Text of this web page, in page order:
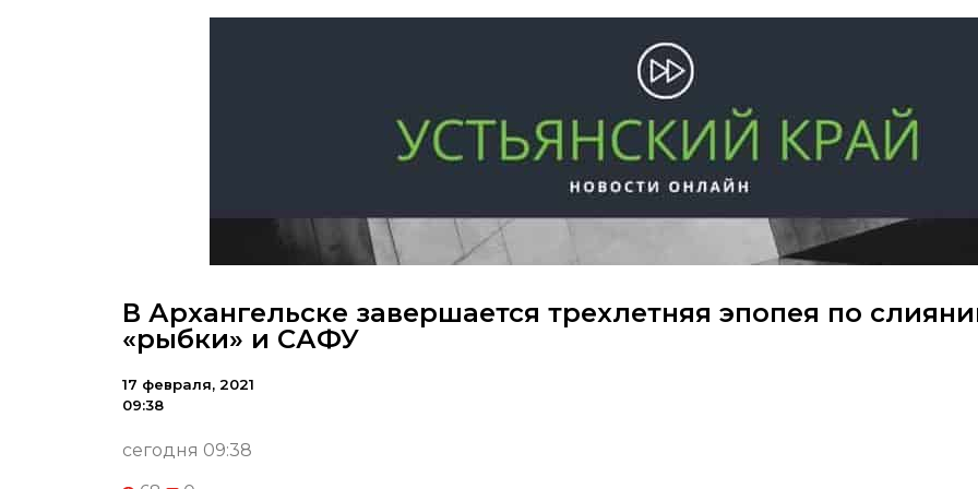
В Архангельске завершается трехлетняя эпопея по
«рыбки» и САФУ
17 февраля, 2021
09:38
сегодня 09:38